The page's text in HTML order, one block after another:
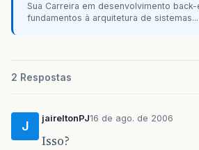
Sua Carreira em desenvolvimento
fundamentos à arquitetura de sistemas...
2 Respostas
J
jaireltonPJ16 de ago. de 2006
Isso?